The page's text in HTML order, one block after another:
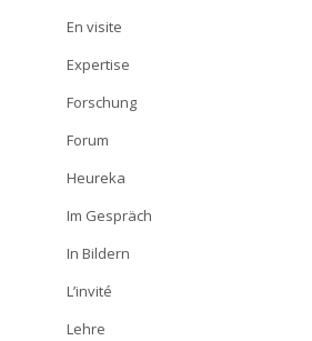
En visite
Expertise
Forschung
Forum
Heureka
Im Gespräch
In Bildern
L’invité
Lehre